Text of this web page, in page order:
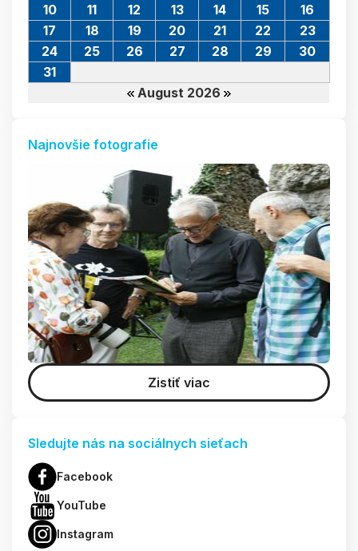
August 2026
10
11 12 13 14 15
16
17
18 19 20 21 22
23
24
25 26 27 28 29
30
31
Najnovšie fotografie
Zistiť viac
Sledujte nás na sociálnych sieťach
Facebook
YouTube
Instagram